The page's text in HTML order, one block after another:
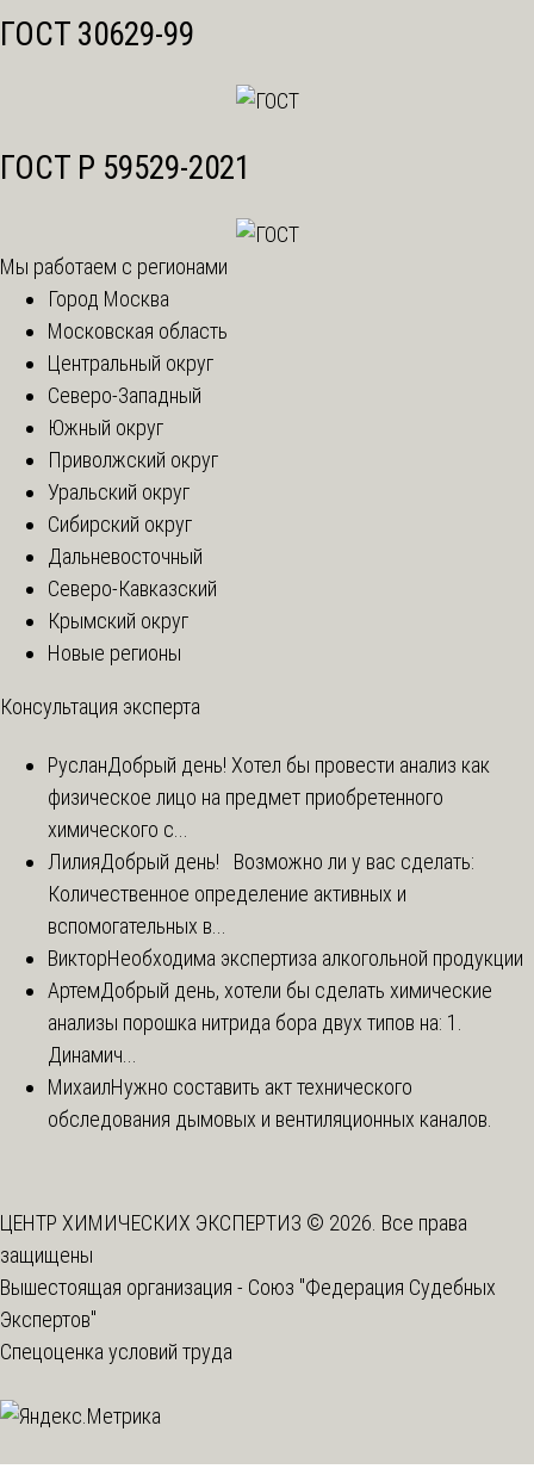
ГОСТ 30629-99
ГОСТ Р 59529-2021
Мы работаем с регионами
Город Москва
Московская область
Центральный округ
Северо-Западный
Южный округ
Приволжский округ
Уральский округ
Сибирский округ
Дальневосточный
Северо-Кавказский
Крымский округ
Новые регионы
Консультация эксперта
РусланДобрый день! Хотел бы провести анализ как
физическое лицо на предмет приобретенного
химического с...
ЛилияДобрый день! Возможно ли у вас сделать:
Количественное определение активных и
вспомогательных в...
ВикторНеобходима экспертиза алкогольной продукции
АртемДобрый день, хотели бы сделать химические
анализы порошка нитрида бора двух типов на: 1.
Динамич...
МихаилНужно составить акт технического
обследования дымовых и вентиляционных каналов.
ЦЕНТР ХИМИЧЕСКИХ ЭКСПЕРТИЗ © 2026. Все права
защищены
Вышестоящая организация - Союз "Федерация Судебных
Экспертов"
Спецоценка условий труда